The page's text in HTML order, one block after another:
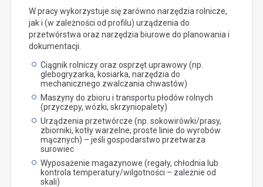
W pracy wykorzystuje się zarówno narzędzia rolnicze,
jak i (w zależności od profilu) urządzenia do
przetwórstwa oraz narzędzia biurowe do planowania i
dokumentacji.
Ciągnik rolniczy oraz osprzęt uprawowy (np.
glebogryzarka, kosiarka, narzędzia do
mechanicznego zwalczania chwastów)
Maszyny do zbioru i transportu płodów rolnych
(przyczepy, wózki, skrzyniopalety)
Urządzenia przetwórcze (np. sokowirówki/prasy,
zbiorniki, kotły warzelne, proste linie do wyrobów
mącznych) – jeśli gospodarstwo przetwarza
surowiec
Wyposażenie magazynowe (regały, chłodnia lub
kontrola temperatury/wilgotności – zależnie od
skali)